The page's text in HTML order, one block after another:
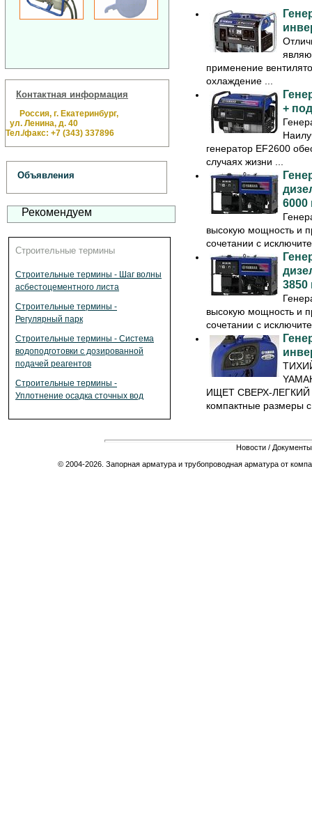
Контактная информация
Россия, г. Екатеринбург,
ул. Ленина, д. 40
Тел./факс: +7 (343) 337896
Объявления
Рекомендуем
Строительные термины
Строительные термины - Шаг волны
асбестоцементного листа
Строительные термины -
Регулярный парк
Строительные термины - Система
водоподготовки с дозированной
подачей реагентов
Строительные термины -
Уплотнение осадка сточных вод
применение
охлаждение ...
+
генератор EF2600
случаях жизни ...
6000
высокую мощность и
сочетании с
3850
высокую мощность и
сочетании с
ИЩЕТ СВЕРХ-
компактные размеры
Новости / Документы
© 2004-2026. Запорная арматура и трубопроводная арматура от